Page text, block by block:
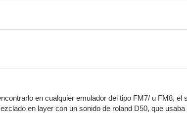
en cualquier emulador del tipo FM7/ u FM8, el
en layer con un sonido de roland D50, que